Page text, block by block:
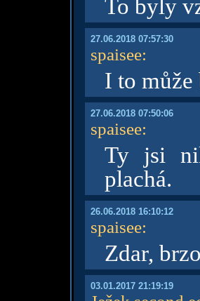
To byly
27.06.2018 07:57:30
spaisee:
I to
27.06.2018 07:50:06
spaisee:
Ty jsi
plachá.
26.06.2018 16:10:12
spaisee:
Zdar,
03.01.2017 21:19:19